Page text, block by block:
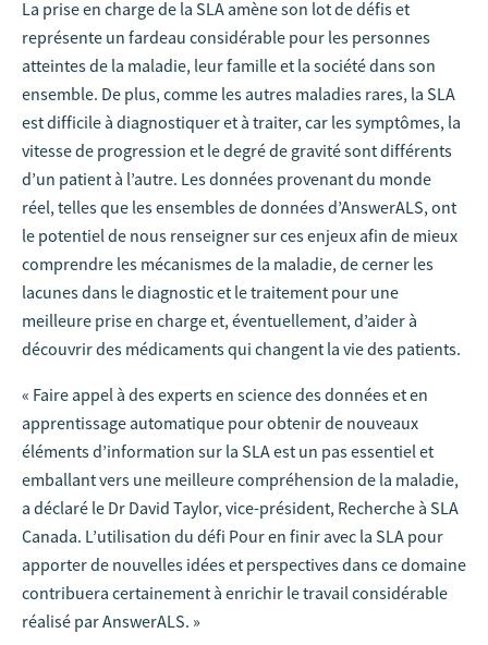
La prise en charge de la SLA amène son lot de défis et
représente un fardeau considérable pour les personnes
atteintes de la maladie, leur famille et la société dans son
ensemble. De plus, comme les autres maladies rares, la SLA
est difficile à diagnostiquer et à traiter, car les symptômes, la
vitesse de progression et le degré de gravité sont différents
d’un patient à l’autre. Les données provenant du monde
réel, telles que les ensembles de données d’AnswerALS, ont
le potentiel de nous renseigner sur ces enjeux afin de mieux
comprendre les mécanismes de la maladie, de cerner les
lacunes dans le diagnostic et le traitement pour une
meilleure prise en charge et, éventuellement, d’aider à
découvrir des médicaments qui changent la vie des patients.
« Faire appel à des experts en science des données et en
apprentissage automatique pour obtenir de nouveaux
éléments d’information sur la SLA est un pas essentiel et
emballant vers une meilleure compréhension de la maladie,
a déclaré le Dr David Taylor, vice-président, Recherche à SLA
Canada. L’utilisation du défi Pour en finir avec la SLA pour
apporter de nouvelles idées et perspectives dans ce domaine
contribuera certainement à enrichir le travail considérable
réalisé par AnswerALS. »